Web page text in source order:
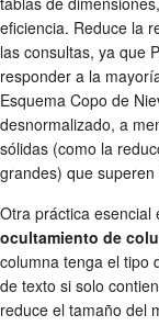
eficiencia. Reduce la
las consultas, ya que
responder a la
Esquema Copo de
desnormalizado, a
sólidas (como la
grandes) que
Otra práctica esencial
ocultamiento de
columna tenga el tipo
de texto si solo
reduce el tamaño del